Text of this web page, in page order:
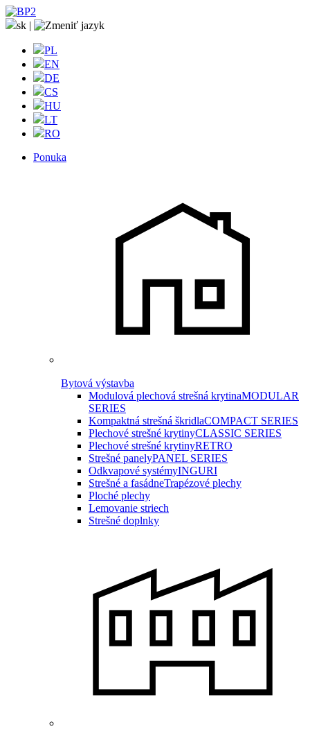
sk |
PL
EN
DE
CS
HU
LT
RO
Ponuka
Bytová výstavba
Modulová plechová strešná krytinaMODULAR
SERIES
Kompaktná strešná škridlaCOMPACT SERIES
Plechové strešné krytinyCLASSIC SERIES
Plechové strešné krytinyRETRO
Strešné panelyPANEL SERIES
Odkvapové systémyINGURI
Strešné a fasádneTrapézové plechy
Ploché plechy
Lemovanie striech
Strešné doplnky